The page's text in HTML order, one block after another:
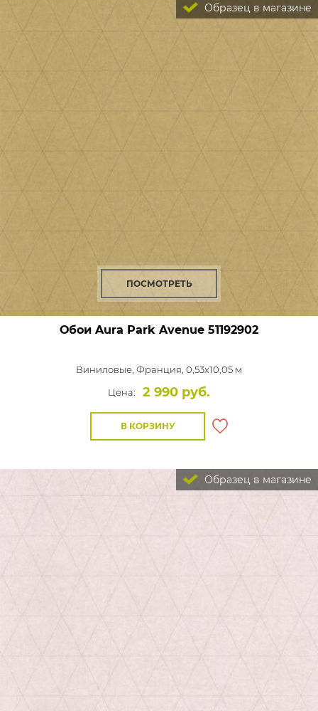
Образец в магазине
ПОСМОТРЕТЬ
Обои Aura Park Avenue 51192902
Виниловые, Франция, 0,53x10,05 м
Цена:
2 990 руб.
В КОРЗИНУ
Образец в магазине